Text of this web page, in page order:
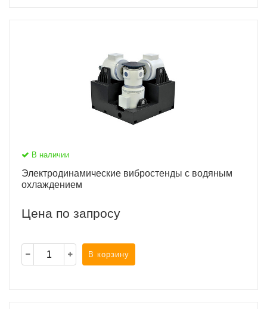
В наличии
Электродинамические вибростенды с водяным
охлаждением
Цена по запросу
В корзину